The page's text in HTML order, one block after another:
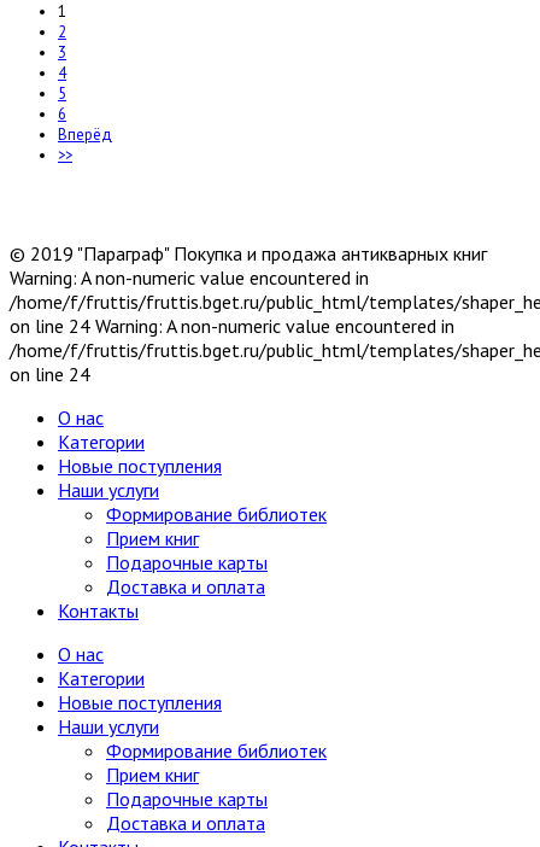
1
2
3
4
5
6
Вперёд
>>
© 2019 "Параграф" Покупка и продажа антикварных книг
Warning: A non-numeric value encountered in
/home/f/fruttis/fruttis.bget.ru/public_html/templates/
on line 24 Warning: A non-numeric value encountered in
/home/f/fruttis/fruttis.bget.ru/public_html/templates/
on line 24
О нас
Категории
Новые поступления
Наши услуги
Формирование библиотек
Прием книг
Подарочные карты
Доставка и оплата
Контакты
О нас
Категории
Новые поступления
Наши услуги
Формирование библиотек
Прием книг
Подарочные карты
Доставка и оплата